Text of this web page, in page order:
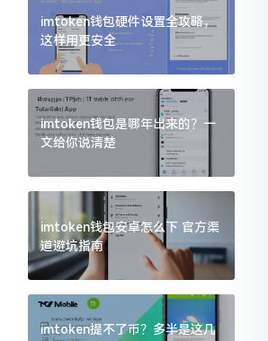
imtoken钱包硬件设置全攻略，
这样用更安全
imtoken钱包是哪年出来的？一
文给你说清楚
imtoken钱包安卓怎么下 官方渠
道避坑指南
imtoken提不了币？多半是这几